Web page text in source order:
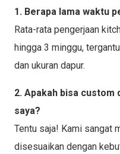
1. Berapa lama waktu
Rata-rata pengerjaan
hingga 3 minggu,
dan ukuran dapur.
2. Apakah bisa custom
saya?
Tentu saja! Kami sangat
disesuaikan dengan